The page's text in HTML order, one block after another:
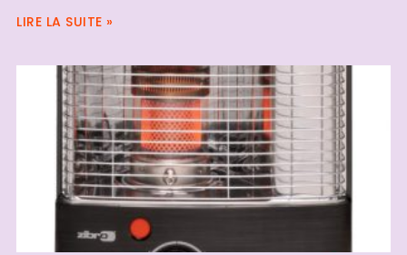
LIRE LA SUITE »